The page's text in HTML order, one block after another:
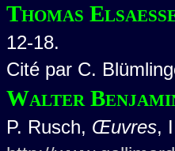
Thomas
12-18.
Cité par C.
Walter
P. Rusch, Œuvres,